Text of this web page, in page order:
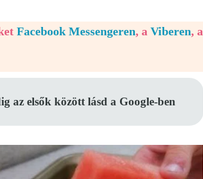
Facebook Messengeren, a Viberen, a
az elsők között lásd a Google-ben